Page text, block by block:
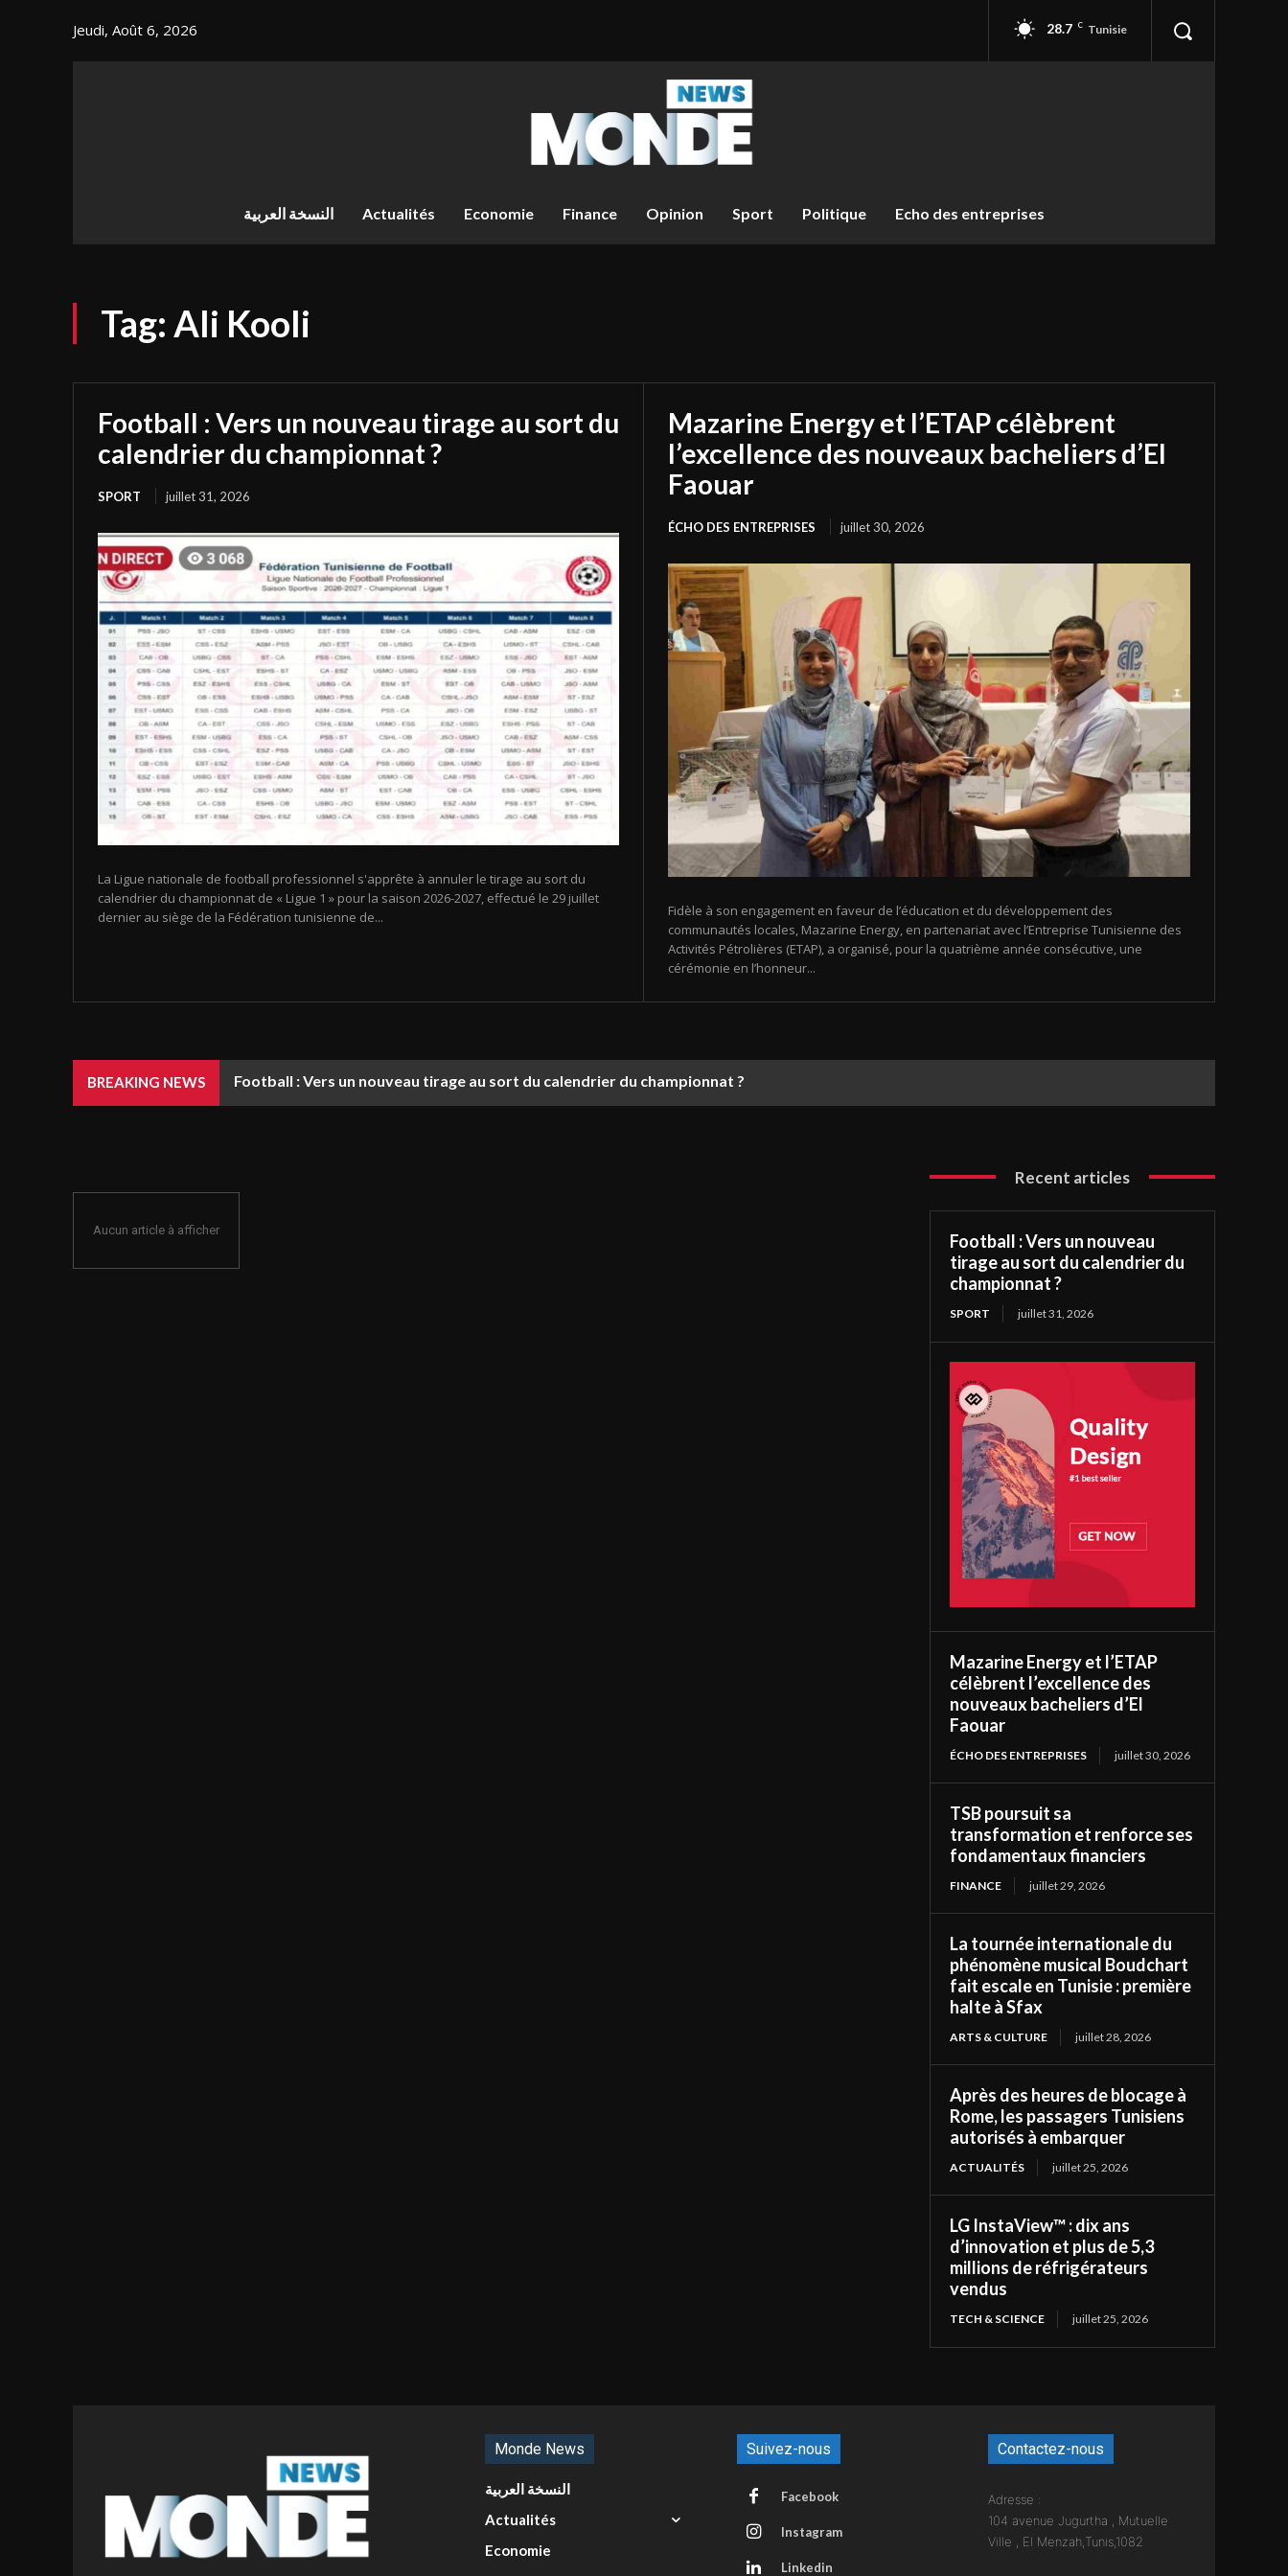
Jeudi, Août 6, 2026 28.7 C Tunisie
النسخة العربية Actualités Economie Finance Opinion Sport Politique Echo des entreprises
Tag: Ali Kooli
Football : Vers un nouveau tirage au sort du
calendrier du championnat ?
SPORT juillet 31, 2026
La Ligue nationale de football professionnel s'apprête à annuler le tirage au sort du
calendrier du championnat de « Ligue 1 » pour la saison 2026-2027, effectué le 29 juillet
dernier au siège de la Fédération tunisienne de...
Mazarine Energy et l’ETAP célèbrent
l’excellence des nouveaux bacheliers d’El
Faouar
ÉCHO DES ENTREPRISES juillet 30, 2026
Fidèle à son engagement en faveur de l’éducation et du développement des
communautés locales, Mazarine Energy, en partenariat avec l’Entreprise Tunisienne des
Activités Pétrolières (ETAP), a organisé, pour la quatrième année consécutive, une
cérémonie en l’honneur...
BREAKING NEWS Football : Vers un nouveau tirage au sort du calendrier du championnat ?
Aucun article à afficher
Recent articles
Football : Vers un nouveau
tirage au sort du calendrier du
championnat ?
SPORT juillet 31, 2026
Mazarine Energy et l’ETAP
célèbrent l’excellence des
nouveaux bacheliers d’El
Faouar
ÉCHO DES ENTREPRISES juillet 30, 2026
TSB poursuit sa
transformation et renforce ses
fondamentaux financiers
FINANCE juillet 29, 2026
La tournée internationale du
phénomène musical Boudchart
fait escale en Tunisie : première
halte à Sfax
ARTS & CULTURE juillet 28, 2026
Après des heures de blocage à
Rome, les passagers Tunisiens
autorisés à embarquer
ACTUALITÉS juillet 25, 2026
LG InstaView™ : dix ans
d’innovation et plus de 5,3
millions de réfrigérateurs
vendus
TECH & SCIENCE juillet 25, 2026
Monde News
النسخة العربية
Actualités
Economie
Suivez-nous
Facebook
Instagram
Linkedin
Contactez-nous
Adresse :
104 avenue Jugurtha , Mutuelle
Ville , El Menzah,Tunis,1082